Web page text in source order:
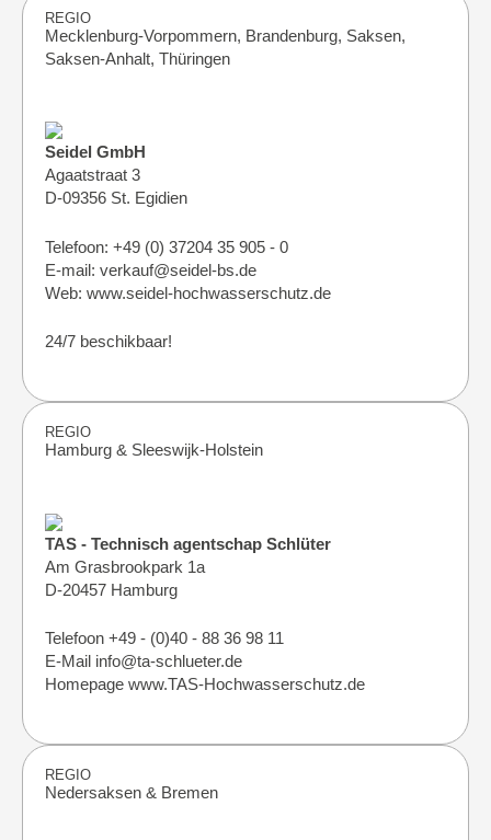
REGIO
Mecklenburg-Vorpommern, Brandenburg, Saksen,
Saksen-Anhalt, Thüringen
Seidel GmbH
Agaatstraat 3
D-09356 St. Egidien
Telefoon: +49 (0) 37204 35 905 - 0
E-mail: verkauf@seidel-bs.de
Web: www.seidel-hochwasserschutz.de
24/7 beschikbaar!
REGIO
Hamburg & Sleeswijk-Holstein
TAS - Technisch agentschap Schlüter
Am Grasbrookpark 1a
D-20457 Hamburg
Telefoon +49 - (0)40 - 88 36 98 11
E-Mail info@ta-schlueter.de
Homepage www.TAS-Hochwasserschutz.de
REGIO
Nedersaksen & Bremen